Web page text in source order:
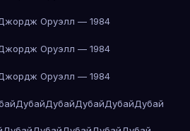
Оруэлл — 1984
Оруэлл — 1984
Оруэлл — 1984
ДубайДубайДубайДубайДубай